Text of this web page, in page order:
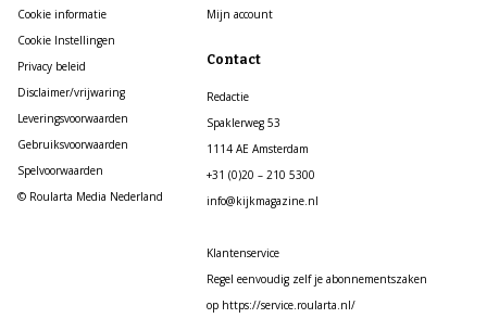
Cookie informatie
Cookie Instellingen
Privacy beleid
Disclaimer/vrijwaring
Leveringsvoorwaarden
Gebruiksvoorwaarden
Spelvoorwaarden
© Roularta Media Nederland
Mijn account
Contact
Redactie
Spaklerweg 53
1114 AE Amsterdam
+31 (0)20 – 210 5300
info@kijkmagazine.nl
Klantenservice
Regel eenvoudig zelf je abonnementszaken
op https://service.roularta.nl/